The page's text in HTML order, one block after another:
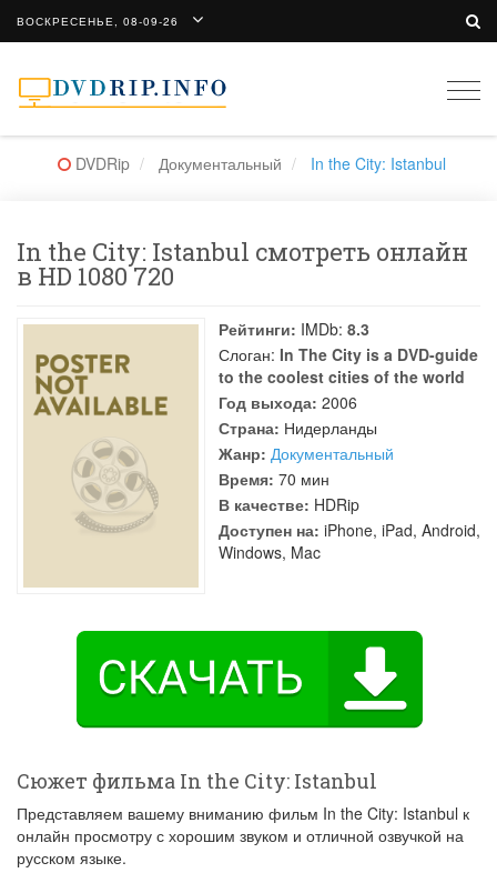
ВОСКРЕСЕНЬЕ, 08-09-26
DVDRip Документальный In the City: Istanbul
In the City: Istanbul смотреть онлайн
в HD 1080 720
Рейтинги: IMDb: 8.3
Слоган: In The City is a DVD-guide
to the coolest cities of the world
Год выхода: 2006
Страна: Нидерланды
Жанр: Документальный
Время: 70 мин
В качестве: HDRip
Доступен на: iPhone, iPad, Android,
Windows, Mac
Сюжет фильма In the City: Istanbul
Представляем вашему вниманию фильм In the City: Istanbul к
онлайн просмотру с хорошим звуком и отличной озвучкой на
русском языке.